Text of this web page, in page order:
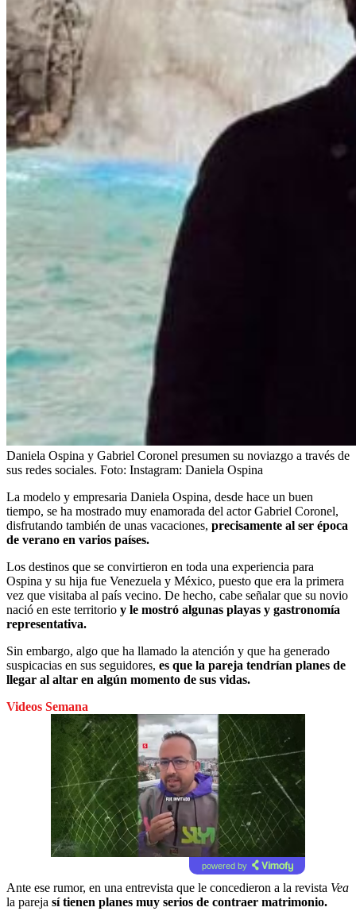
Daniela Ospina y Gabriel Coronel presumen su noviazgo a través de
sus redes sociales. Foto: Instagram: Daniela Ospina
La modelo y empresaria Daniela Ospina, desde hace un buen
tiempo, se ha mostrado muy enamorada del actor Gabriel Coronel,
disfrutando también de unas vacaciones, precisamente al ser época
de verano en varios países.
Los destinos que se convirtieron en toda una experiencia para
Ospina y su hija fue Venezuela y México, puesto que era la primera
vez que visitaba al país vecino. De hecho, cabe señalar que su novio
nació en este territorio y le mostró algunas playas y gastronomía
representativa.
Sin embargo, algo que ha llamado la atención y que ha generado
suspicacias en sus seguidores, es que la pareja tendrían planes de
llegar al altar en algún momento de sus vidas.
Videos Semana
powered by
Ante ese rumor, en una entrevista que le concedieron a la revista Vea
la pareja sí tienen planes muy serios de contraer matrimonio.